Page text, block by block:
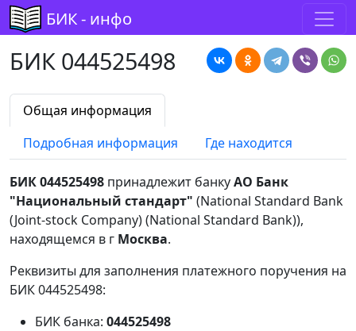
БИК - инфо
БИК 044525498
Общая информация
Подробная информация
Где находится
БИК 044525498 принадлежит банкуАО Банк
"Национальный стандарт" (National Standard Bank
(Joint-stock Company) (National Standard Bank)),
находящемся в г Москва.
Реквизиты для заполнения платежного поручения на
БИК 044525498:
БИК банка: 044525498